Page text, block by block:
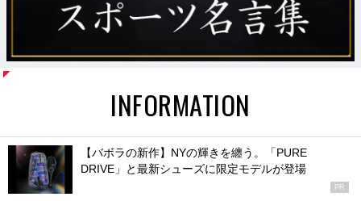
INFORMATION
【バボラの新作】NYの輝きを纏う。「PURE
DRIVE」と最新シューズに限定モデルが登場
PR